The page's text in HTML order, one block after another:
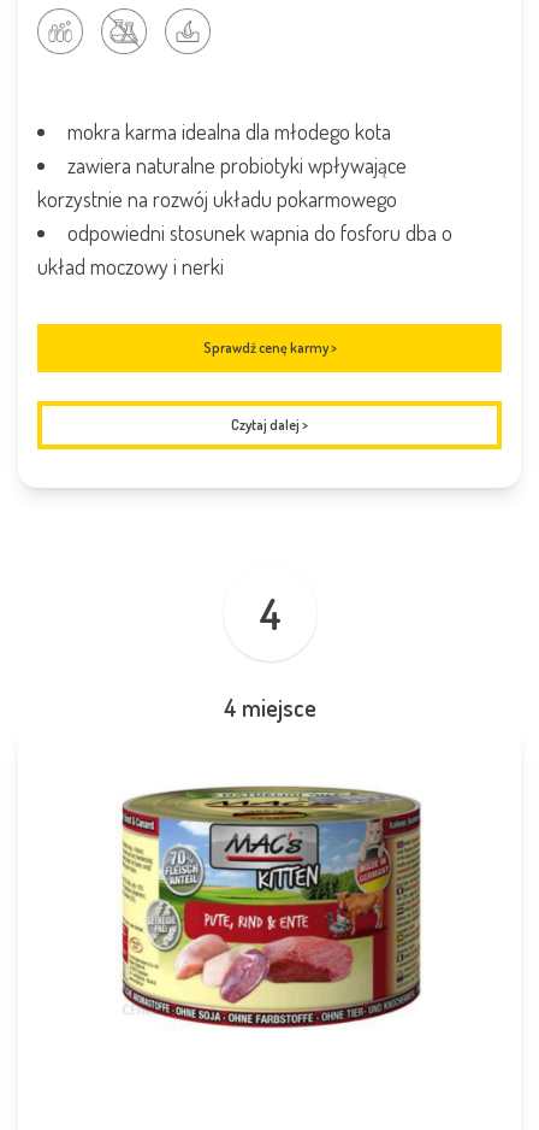
mokra karma idealna dla młodego kota
zawiera naturalne probiotyki wpływające
korzystnie na rozwój układu pokarmowego
odpowiedni stosunek wapnia do fosforu dba o
układ moczowy i nerki
Sprawdź cenę karmy >
Czytaj dalej >
4
4 miejsce